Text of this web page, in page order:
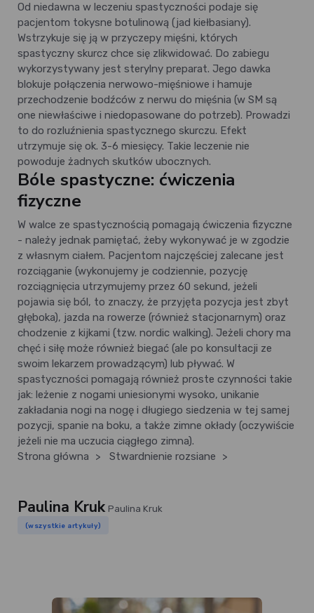
Od niedawna w leczeniu spastyczności podaje się
pacjentom tokysne botulinową (jad kiełbasiany).
Wstrzykuje się ją w przyczepy mięśni, których
spastyczny skurcz chce się zlikwidować. Do zabiegu
wykorzystywany jest sterylny preparat. Jego dawka
blokuje połączenia nerwowo-mięśniowe i hamuje
przechodzenie bodźców z nerwu do mięśnia (w SM są
one niewłaściwe i niedopasowane do potrzeb). Prowadzi
to do rozluźnienia spastycznego skurczu. Efekt
utrzymuje się ok. 3-6 miesięcy. Takie leczenie nie
powoduje żadnych skutków ubocznych.
Bóle spastyczne: ćwiczenia
fizyczne
W walce ze spastycznością pomagają ćwiczenia fizyczne
- należy jednak pamiętać, żeby wykonywać je w zgodzie
z własnym ciałem. Pacjentom najczęściej zalecane jest
rozciąganie (wykonujemy je codziennie, pozycję
rozciągnięcia utrzymujemy przez 60 sekund, jeżeli
pojawia się ból, to znaczy, że przyjęta pozycja jest zbyt
głęboka), jazda na rowerze (również stacjonarnym) oraz
chodzenie z kijkami (tzw. nordic walking). Jeżeli chory ma
chęć i siłę może również biegać (ale po konsultacji ze
swoim lekarzem prowadzącym) lub pływać. W
spastyczności pomagają również proste czynności takie
jak: leżenie z nogami uniesionymi wysoko, unikanie
zakładania nogi na nogę i długiego siedzenia w tej samej
pozycji, spanie na boku, a także zimne okłady (oczywiście
jeżeli nie ma uczucia ciągłego zimna).
Strona główna
> Stwardnienie rozsiane >
Paulina Kruk Paulina Kruk
(wszystkie artykuły)